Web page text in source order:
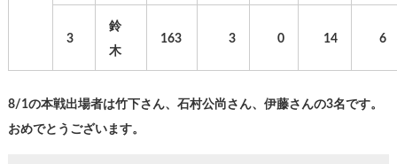
3
鈴
木
163 3 0 14 6
8/1の本戦出場者は竹下さん、石村公尚さん、伊藤さんの3名です。
おめでとうございます。